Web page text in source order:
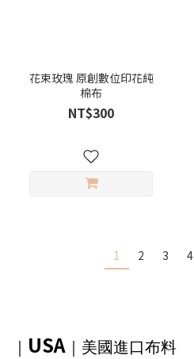
花束玫瑰 原創數位印花純
棉布
NT$300
1 2 3 4
｜ USA ｜美國進口布料